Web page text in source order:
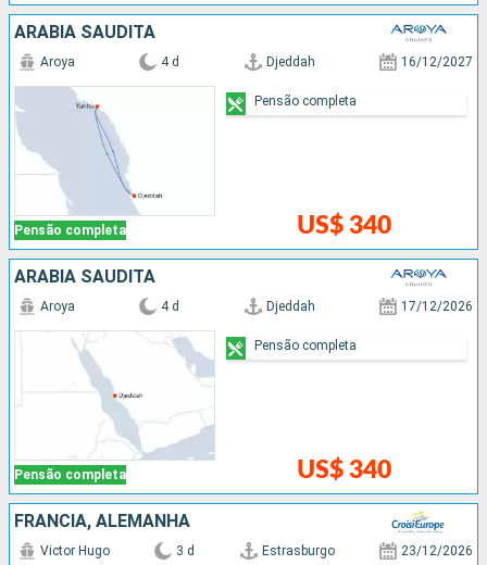
ARABIA SAUDITA
Pensão completa
Aroya 4 d Djeddah 16/12/2027
US$ 340
Pensão completa
ARABIA SAUDITA
Pensão completa
Aroya 4 d Djeddah 17/12/2026
US$ 340
Pensão completa
FRANCIA, ALEMANHA
Victor Hugo 3 d Estrasburgo 23/12/2026